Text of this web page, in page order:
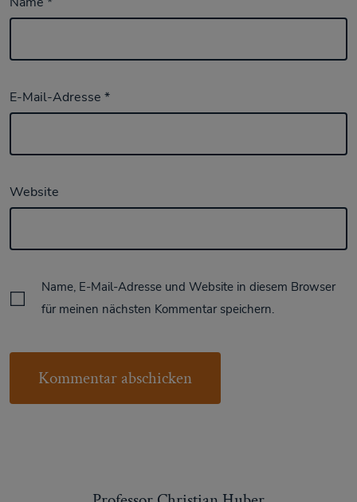
E-Mail-Adresse*
Website
Name, E-Mail-Adresse und Website in diesem Browser
für meinen nächsten Kommentar speichern.